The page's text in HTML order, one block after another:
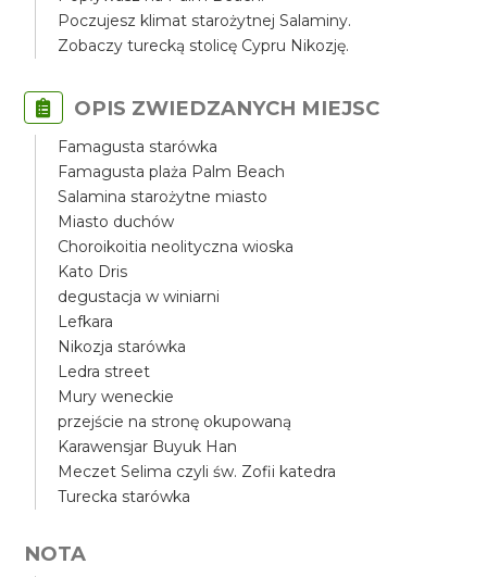
Poczujesz klimat starożytnej Salaminy.
Zobaczy turecką stolicę Cypru Nikozję.
OPIS ZWIEDZANYCH MIEJSC
Famagusta starówka
Famagusta plaża Palm Beach
Salamina starożytne miasto
Miasto duchów
Choroikoitia neolityczna wioska
Kato Dris
degustacja w winiarni
Lefkara
Nikozja starówka
Ledra street
Mury weneckie
przejście na stronę okupowaną
Karawensjar Buyuk Han
Meczet Selima czyli św. Zofii katedra
Turecka starówka
NOTA